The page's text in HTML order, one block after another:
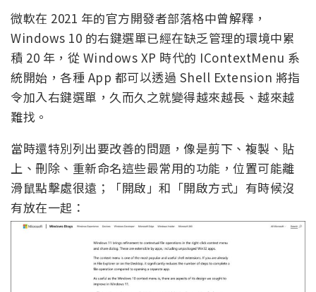
微軟在 2021 年的官方開發者部落格中曾解釋，
Windows 10 的右鍵選單已經在缺乏管理的環境中累
積 20 年，從 Windows XP 時代的 IContextMenu 系
統開始，各種 App 都可以透過 Shell Extension 將指
令加入右鍵選單，久而久之就變得越來越長、越來越
難找。
當時還特別列出要改善的問題，像是剪下、複製、貼
上、刪除、重新命名這些最常用的功能，位置可能離
滑鼠點擊處很遠；「開啟」和「開啟方式」有時候沒
有放在一起：